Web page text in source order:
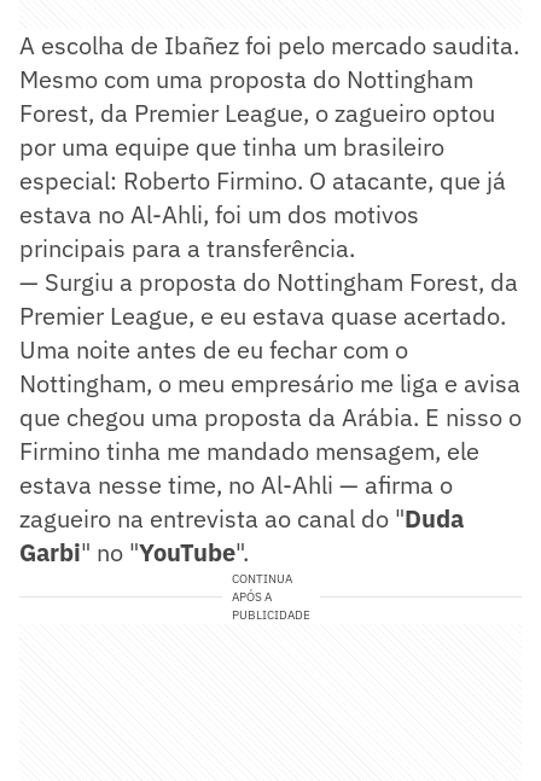
A escolha de Ibañez foi pelo mercado saudita.
Mesmo com uma proposta do Nottingham
Forest, da Premier League, o zagueiro optou
por uma equipe que tinha um brasileiro
especial: Roberto Firmino. O atacante, que já
estava no Al-Ahli, foi um dos motivos
principais para a transferência.
— Surgiu a proposta do Nottingham Forest, da
Premier League, e eu estava quase acertado.
Uma noite antes de eu fechar com o
Nottingham, o meu empresário me liga e avisa
que chegou uma proposta da Arábia. E nisso o
Firmino tinha me mandado mensagem, ele
estava nesse time, no Al-Ahli — afirma o
zagueiro na entrevista ao canal do "Duda
Garbi" no "YouTube".
CONTINUA
APÓS A
PUBLICIDADE